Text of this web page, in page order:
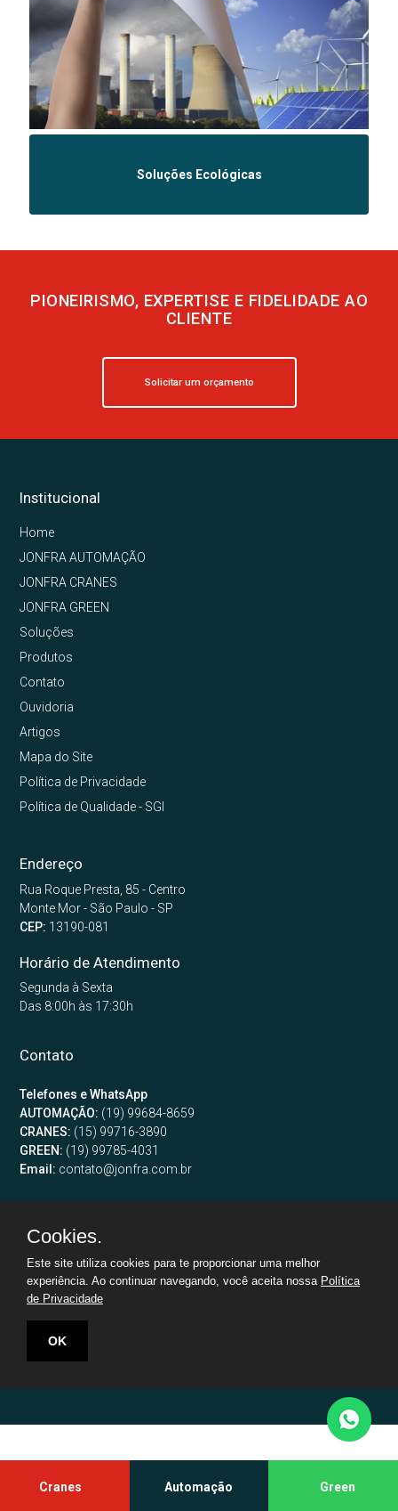
Cranes Automação Green
Soluções Ecológicas
PIONEIRISMO, EXPERTISE E FIDELIDADE AO
CLIENTE
Solicitar um orçamento
Institucional
Home
JONFRA AUTOMAÇÃO
JONFRA CRANES
JONFRA GREEN
Soluções
Produtos
Contato
Ouvidoria
Artigos
Mapa do Site
Política de Privacidade
Política de Qualidade - SGI
Endereço
Rua Roque Presta, 85 - Centro
Monte Mor - São Paulo - SP
CEP: 13190-081
Horário de Atendimento
Segunda à Sexta
Das 8:00h às 17:30h
Contato
Telefones e WhatsApp
AUTOMAÇÃO: (19) 99684-8659
CRANES: (15) 99716-3890
GREEN: (19) 99785-4031
Email: contato@jonfra.com.br
Jonfra Automação Industrial|CNPJ:66.687.526/0001-08©
Todos os direitos reservados
Cookies.
Este site utiliza cookies para te proporcionar uma melhor
experiência. Ao continuar navegando, você aceita nossa Política
de Privacidade
OK